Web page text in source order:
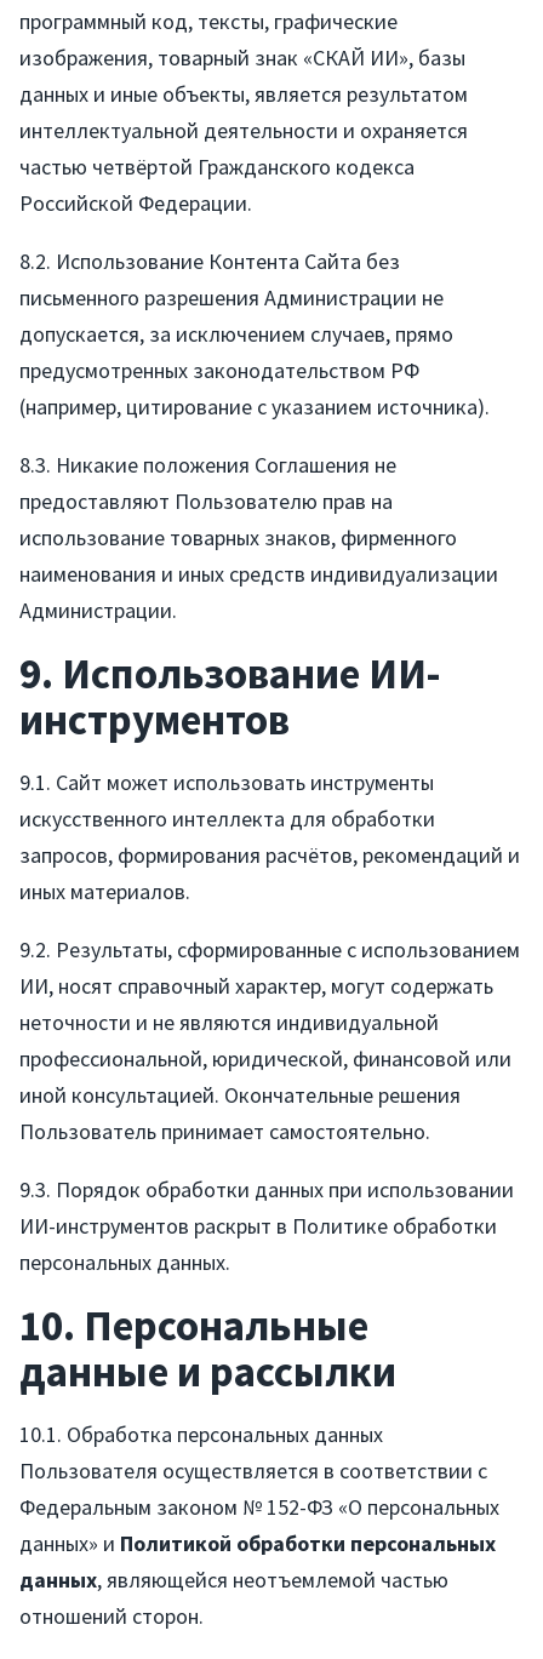
программный код, тексты, графические
изображения, товарный знак «СКАЙ ИИ», базы
данных и иные объекты, является результатом
интеллектуальной деятельности и охраняется
частью четвёртой Гражданского кодекса
Российской Федерации.
8.2. Использование Контента Сайта без
письменного разрешения Администрации не
допускается, за исключением случаев, прямо
предусмотренных законодательством РФ
(например, цитирование с указанием источника).
8.3. Никакие положения Соглашения не
предоставляют Пользователю прав на
использование товарных знаков, фирменного
наименования и иных средств индивидуализации
Администрации.
9. Использование ИИ-
инструментов
9.1. Сайт может использовать инструменты
искусственного интеллекта для обработки
запросов, формирования расчётов, рекомендаций и
иных материалов.
9.2. Результаты, сформированные с использованием
ИИ, носят справочный характер, могут содержать
неточности и не являются индивидуальной
профессиональной, юридической, финансовой или
иной консультацией. Окончательные решения
Пользователь принимает самостоятельно.
9.3. Порядок обработки данных при использовании
ИИ-инструментов раскрыт в Политике обработки
персональных данных.
10. Персональные
данные и рассылки
10.1. Обработка персональных данных
Пользователя осуществляется в соответствии с
Федеральным законом № 152-ФЗ «О персональных
данных» и Политикой обработки персональных
данных, являющейся неотъемлемой частью
отношений сторон.
Презентация компании